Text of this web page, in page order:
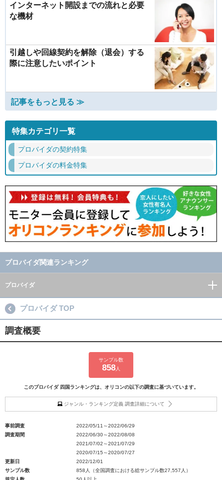
インターネット開設までの流れと必要
な機材
引越しや回線契約を解除（退会）する
際に注意したいポイント
記事をもっと見る ≫
特集カテゴリ一覧
プロバイダの契約特集
プロバイダの料金特集
プロバイダ関連ランキング
プロバイダ
プロバイダ TOP
調査概要
サンプル数
858人
このプロバイダ 四国ランキングは、オリコンの以下の調査に基づいています。
ジャンル・ランキング定義 調査詳細について
事前調査
2022/05/11～2022/06/29
調査期間
2022/06/30～2022/08/08
2021/07/02～2021/07/29
2020/07/15～2020/07/27
更新日
2022/12/01
サンプル数
858人（全国調査における総サンプル数27,557人）